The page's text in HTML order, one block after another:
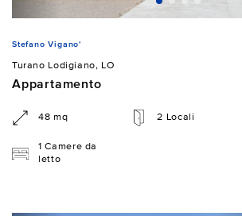
Stefano Vigano'
Turano Lodigiano, LO
Appartamento
48 mq 2 Locali
1 Camere da
letto